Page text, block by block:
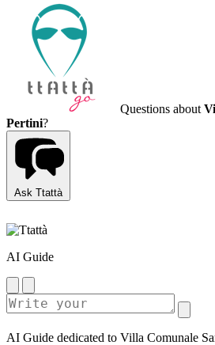
Questions about
Pertini?
Ask Ttattà
AI Guide
AI Guide dedicated to Villa Comunale